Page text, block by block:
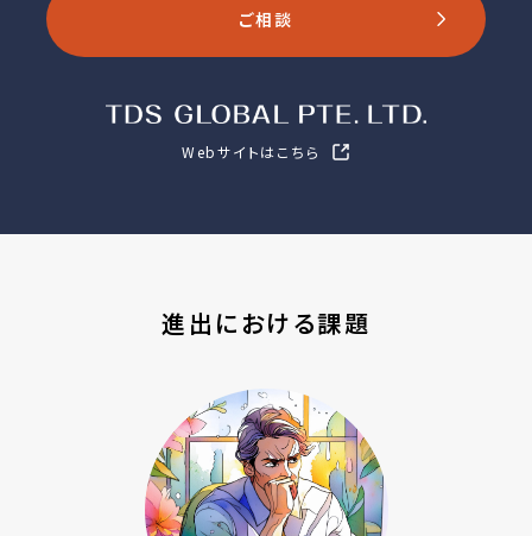
ご相談
Webサイトはこちら
進出における課題